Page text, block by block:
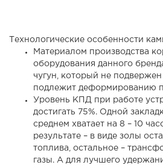
Технологические особенности
Материалом производства
оборудования данного
чугун, который не
подлежит деформированию
Уровень КПД при работе
достигать 75%. Одной
среднем хватает на 8 – 10
результате – в виде золы
топлива, остальное –
газы. А для лучшего